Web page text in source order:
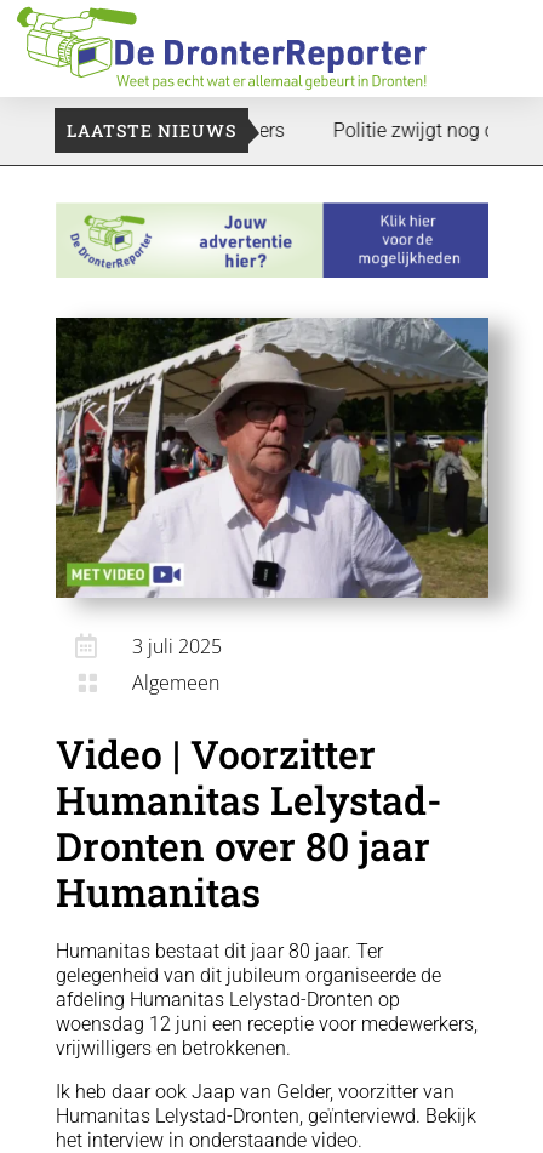
LAATSTE NIEUWS
zoekt plukkers Politie zwijgt nog over
 3 juli 2025
 Algemeen
Video | Voorzitter
Humanitas Lelystad-
Dronten over 80 jaar
Humanitas
Humanitas bestaat dit jaar 80 jaar. Ter
gelegenheid van dit jubileum organiseerde de
afdeling Humanitas Lelystad-Dronten op
woensdag 12 juni een receptie voor medewerkers,
vrijwilligers en betrokkenen.
Ik heb daar ook Jaap van Gelder, voorzitter van
Humanitas Lelystad-Dronten, geïnterviewd. Bekijk
het interview in onderstaande video.